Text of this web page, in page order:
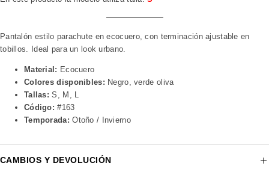
Pantalón estilo parachute en ecocuero, con terminación ajustable en
tobillos. Ideal para un look urbano.
Material: Ecocuero
Colores disponibles: Negro, verde oliva
Tallas: S, M, L
Código: #163
Temporada: Otoño / Invierno
CAMBIOS Y DEVOLUCIÓN